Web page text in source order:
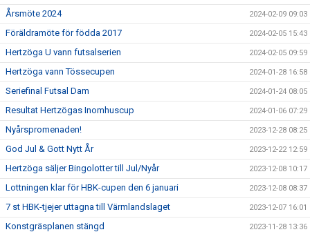
Årsmöte 2024 2024-02-09 09:03
Föräldramöte för födda 2017 2024-02-05 15:43
Hertzöga U vann futsalserien 2024-02-05 09:59
Hertzöga vann Tössecupen 2024-01-28 16:58
Seriefinal Futsal Dam 2024-01-24 08:05
Resultat Hertzögas Inomhuscup 2024-01-06 07:29
Nyårspromenaden! 2023-12-28 08:25
God Jul & Gott Nytt År 2023-12-22 12:59
Hertzöga säljer Bingolotter till Jul/Nyår 2023-12-08 10:17
Lottningen klar för HBK-cupen den 6 januari 2023-12-08 08:37
7 st HBK-tjejer uttagna till Värmlandslaget 2023-12-07 16:01
Konstgräsplanen stängd 2023-11-28 13:36